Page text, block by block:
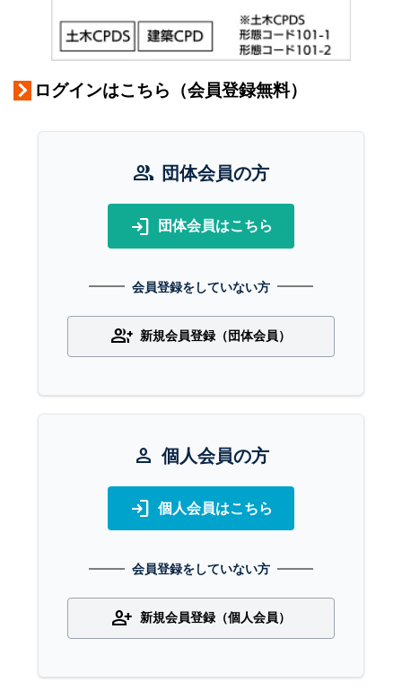
ログインはこちら（会員登録無料）
group 団体会員の方
login 団体会員はこちら
会員登録をしていない方
group_add 新規会員登録（団体会員）
person 個人会員の方
login 個人会員はこちら
会員登録をしていない方
person_add 新規会員登録（個人会員）